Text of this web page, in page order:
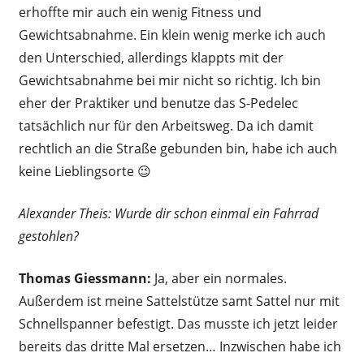
erhoffte mir auch ein wenig Fitness und
Gewichtsabnahme. Ein klein wenig merke ich auch
den Unterschied, allerdings klappts mit der
Gewichtsabnahme bei mir nicht so richtig. Ich bin
eher der Praktiker und benutze das S-Pedelec
tatsächlich nur für den Arbeitsweg. Da ich damit
rechtlich an die Straße gebunden bin, habe ich auch
keine Lieblingsorte 😉
Alexander Theis: Wurde dir schon einmal ein Fahrrad
gestohlen?
Thomas Giessmann: Ja, aber ein normales.
Außerdem ist meine Sattelstütze samt Sattel nur mit
Schnellspanner befestigt. Das musste ich jetzt leider
bereits das dritte Mal ersetzen… Inzwischen habe ich